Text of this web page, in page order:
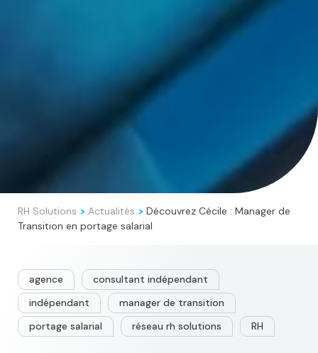
RH Solutions > Actualités > Découvrez Cécile : Manager de
Transition en portage salarial
agence
consultant indépendant
indépendant
manager de transition
portage salarial
réseau rh solutions RH